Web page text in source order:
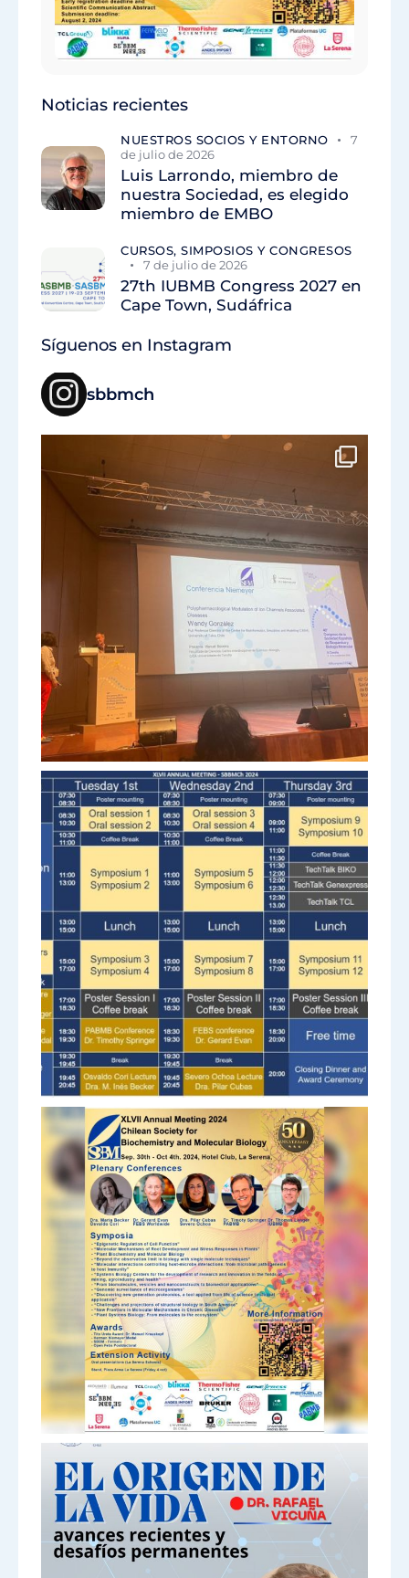
Noticias recientes
NUESTROS SOCIOS Y ENTORNO
7
de julio de 2026
Luis Larrondo, miembro de
nuestra Sociedad, es elegido
miembro de EMBO
CURSOS, SIMPOSIOS Y CONGRESOS
7 de julio de 2026
27th IUBMB Congress 2027 en
Cape Town, Sudáfrica
Síguenos en Instagram
sbbmch